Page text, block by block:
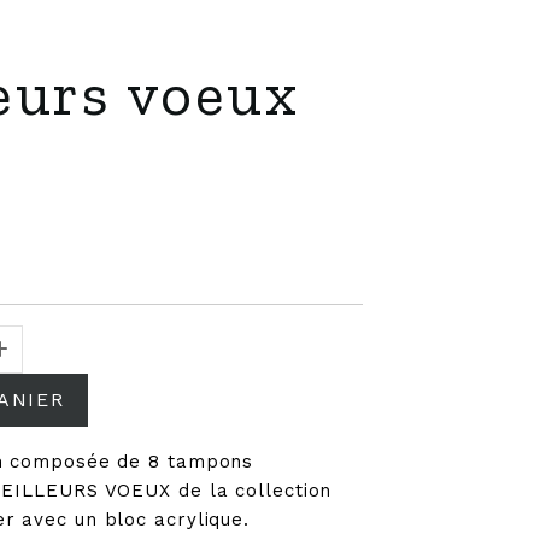
voeux
composée de 8 tampons
VOEUX de la collection
avec un bloc acrylique.